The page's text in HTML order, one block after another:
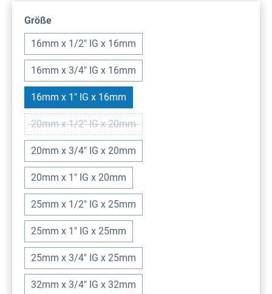
Größeauswählen
16mm x 1/2" IG x 16mm
16mm x 3/4" IG x 16mm
16mm x 1" IG x 16mm
20mm x 1/2" IG x 20mm(Diese Option ist zurzeit nicht verfügbar.)
20mm x 3/4" IG x 20mm
20mm x 1" IG x 20mm
25mm x 1/2" IG x 25mm
25mm x 1" IG x 25mm
25mm x 3/4" IG x 25mm
32mm x 3/4" IG x 32mm